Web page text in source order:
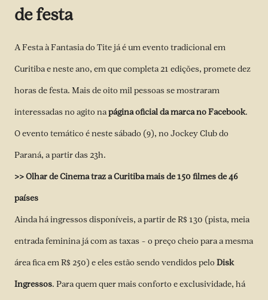
de festa
A Festa à Fantasia do Tite já é um evento tradicional em
Curitiba e neste ano, em que completa 21 edições, promete dez
horas de festa. Mais de oito mil pessoas se mostraram
interessadas no agito napágina oficial da marca no Facebook.
O evento temático é neste sábado (9), no Jockey Club do
Paraná, a partir das 23h.
>> Olhar de Cinema traz a Curitiba mais de 150 filmes de 46
países
Ainda há ingressos disponíveis, a partir de R$ 130 (pista, meia
entrada feminina já com as taxas – o preço cheio para a mesma
área fica em R$ 250) e eles estão sendo vendidos peloDisk
Ingressos. Para quem quer mais conforto e exclusividade, há